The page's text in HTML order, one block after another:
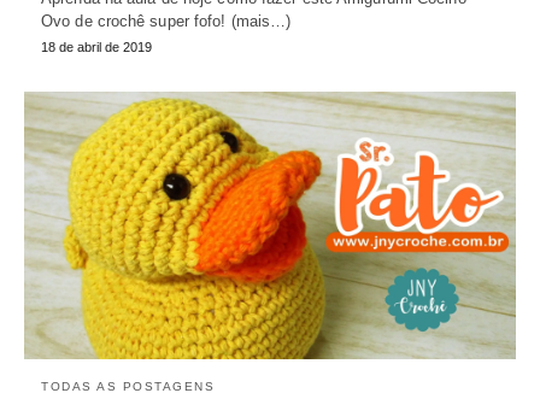
Ovo de crochê super fofo! (mais…)
18 de abril de 2019
TODAS AS POSTAGENS